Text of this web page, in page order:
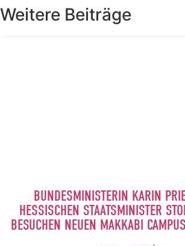
Weitere Beiträge
BUNDESMINISTERIN KARIN
HESSISCHEN STAATSMINISTER
BESUCHEN NEUEN MAKKABI